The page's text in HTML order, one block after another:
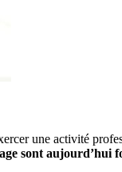
une activité
sont aujourd’hui